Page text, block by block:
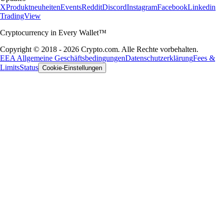
XProduktneuheitenEventsRedditDiscordInstagramFacebookLinkedin
TradingView
Cryptocurrency in Every Wallet™
Copyright © 2018 - 2026 Crypto.com. Alle Rechte vorbehalten.
EEA Allgemeine GeschäftsbedingungenDatenschutzerklärungFees &
LimitsStatus Cookie-Einstellungen